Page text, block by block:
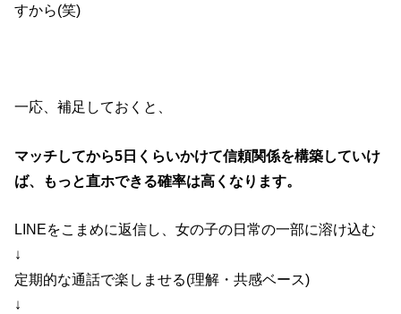
すから(笑)
一応、補足しておくと、
マッチしてから5日くらいかけて信頼関係を構築していけ
ば、もっと直ホできる確率は高くなります。
LINEをこまめに返信し、女の子の日常の一部に溶け込む
↓
定期的な通話で楽しませる(理解・共感ベース)
↓